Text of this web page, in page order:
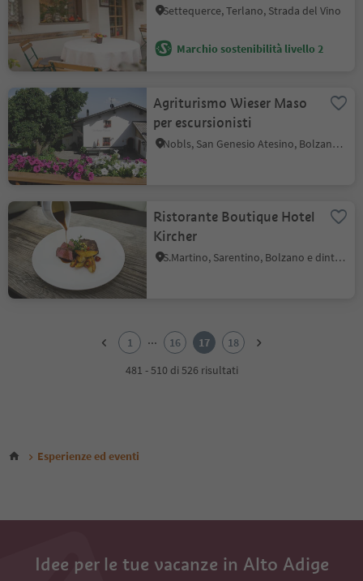
Settequerce, Terlano, Strada del Vino
Marchio sostenibilità livello 2
Agriturismo Wieser Maso
per escursionisti
Nobls, San Genesio Atesino, Bolzano e dintorni
Ristorante Boutique Hotel
Kircher
S.Martino, Sarentino, Bolzano e dintorni
9
10
1 ... 16 17
18
481 - 510 di 526 risultati
Esperienze ed eventi
Idee per le tue vacanze in Alto Adige